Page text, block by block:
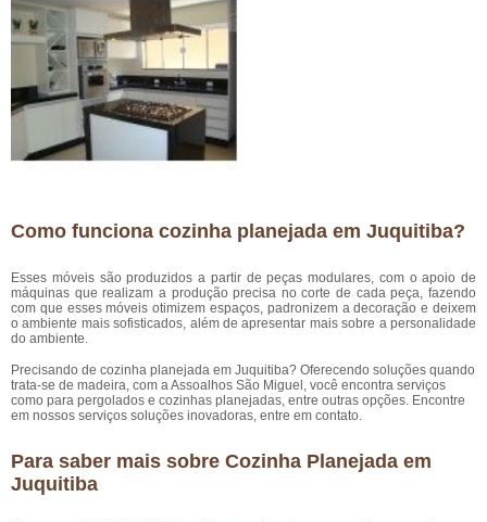
Como funciona cozinha planejada em Juquitiba?
Esses móveis são produzidos a partir de peças modulares, com o apoio de
máquinas que realizam a produção precisa no corte de cada peça, fazendo
com que esses móveis otimizem espaços, padronizem a decoração e deixem
o ambiente mais sofisticados, além de apresentar mais sobre a personalidade
do ambiente.
Precisando de cozinha planejada em Juquitiba? Oferecendo soluções quando
trata-se de madeira, com a Assoalhos São Miguel, você encontra serviços
como para pergolados e cozinhas planejadas, entre outras opções. Encontre
em nossos serviços soluções inovadoras, entre em contato.
Para saber mais sobre Cozinha Planejada em
Juquitiba